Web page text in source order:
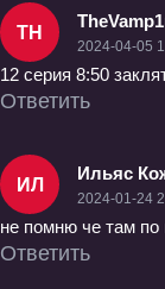
TH
2024-04-05
12 серия 8:50
Ответить
ИЛ
Ильяс
2024-01-24
не помню че там по
Ответить